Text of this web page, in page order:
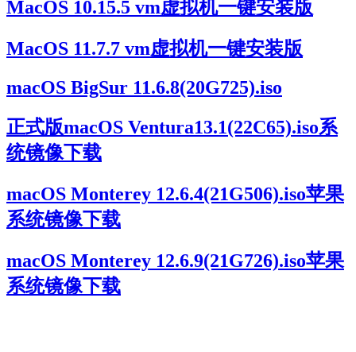
MacOS 10.15.5 vm虚拟机一键安装版
MacOS 11.7.7 vm虚拟机一键安装版
macOS BigSur 11.6.8(20G725).iso
正式版macOS Ventura13.1(22C65).iso系
统镜像下载
macOS Monterey 12.6.4(21G506).iso苹果
系统镜像下载
macOS Monterey 12.6.9(21G726).iso苹果
系统镜像下载